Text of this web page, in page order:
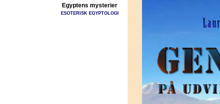
Egyptens mysterier
ESOTERISK EGYPTOLOGI